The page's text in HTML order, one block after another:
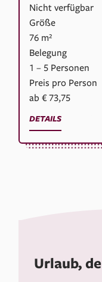
Nicht verfügbar
Größe
76 m²
Belegung
1 – 5 Personen
Preis pro Person
ab € 73,75
DETAILS
Urlaub,